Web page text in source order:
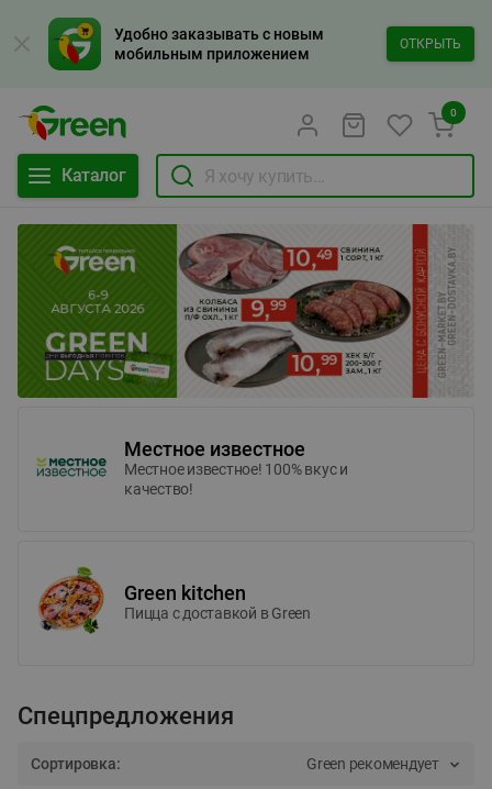
Удобно заказывать с новым
мобильным приложением
ОТКРЫТЬ
Каталог
0
Местное известное
Местное известное! 100% вкус и
качество!
Green kitchen
Пицца c доставкой в Green
Спецпредложения
Сортировка: Green рекомендует